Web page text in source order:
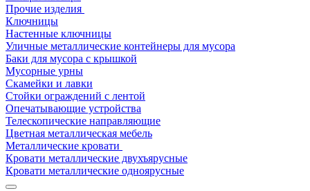
Прочие изделия
Ключницы
Настенные ключницы
Уличные металлические контейнеры для мусора
Баки для мусора с крышкой
Мусорные урны
Скамейки и лавки
Стойки ограждений с лентой
Опечатывающие устройства
Телескопические направляющие
Цветная металлическая мебель
Металлические кровати
Кровати металлические двухъярусные
Кровати металлические одноярусные